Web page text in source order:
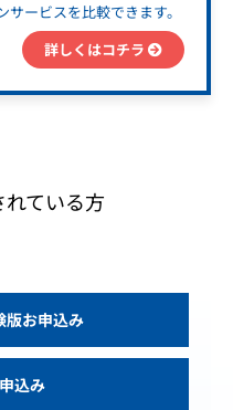
ービスを比較できます。
詳しくはコチラ
ている方
版お申込み
込み